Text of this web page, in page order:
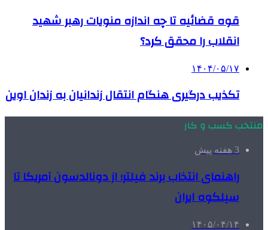
قوه قضائیه تا چه اندازه منویات رهبر شهید
انقلاب را محقق کرد؟
۱۴۰۴/۰۵/۱۷
تکذیب درگیری هنگام انتقال زندانیان به زندان اوین
منتخب کسب و کار
3 هفته پیش
راهنمای انتخاب برند فیلتر؛ از دونالدسون آمریکا تا
سیلکوه ایران
۱۴۰۵/۰۴/۱۴